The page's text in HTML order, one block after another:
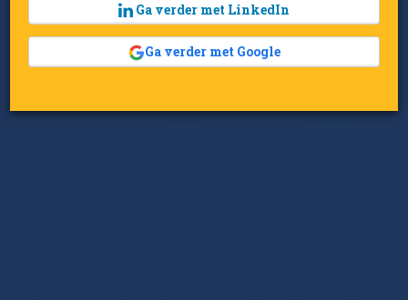
Ga verder met LinkedIn
Ga verder met Google